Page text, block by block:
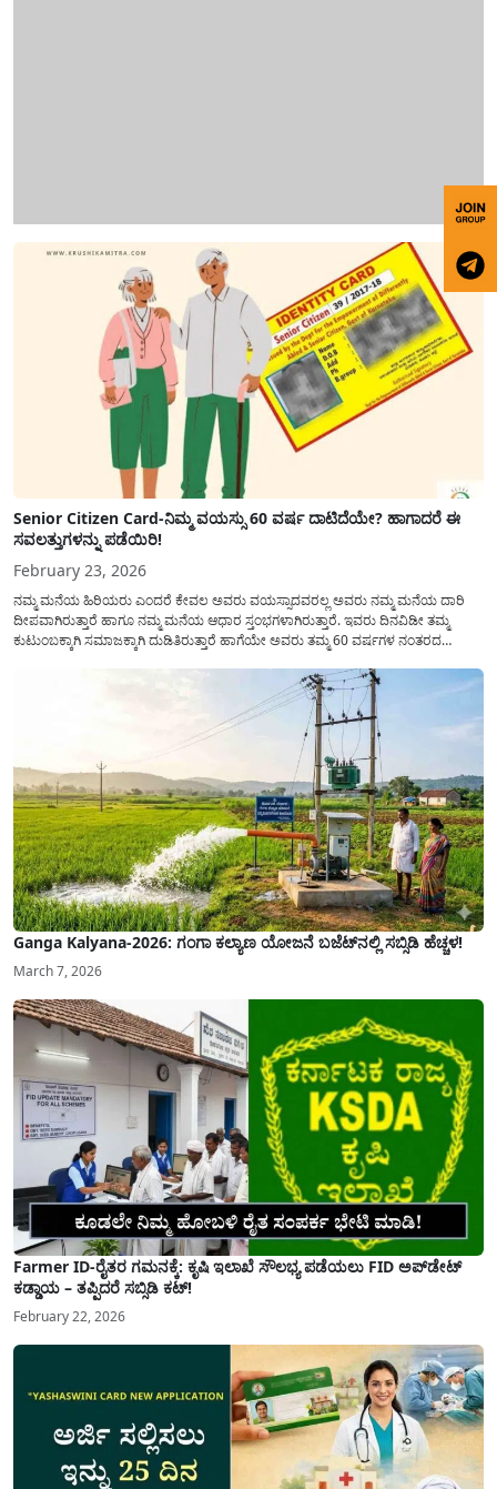
Senior Citizen Card-ನಿಮ್ಮ ವಯಸ್ಸು 60 ವರ್ಷ ದಾಟಿದೆಯೇ? ಹಾಗಾದರೆ ಈ
ಸವಲತ್ತುಗಳನ್ನು ಪಡೆಯಿರಿ!
February 23, 2026
ನಮ್ಮ ಮನೆಯ ಹಿರಿಯರು ಎಂದರೆ ಕೇವಲ ಅವರು ವಯಸ್ಸಾದವರಲ್ಲ ಅವರು ನಮ್ಮ ಮನೆಯ ದಾರಿ
ದೀಪವಾಗಿರುತ್ತಾರೆ ಹಾಗೂ ನಮ್ಮ ಮನೆಯ ಆಧಾರ ಸ್ತಂಭಗಳಾಗಿರುತ್ತಾರೆ. ಇವರು ದಿನವಿಡೀ ತಮ್ಮ
ಕುಟುಂಬಕ್ಕಾಗಿ ಸಮಾಜಕ್ಕಾಗಿ ದುಡಿತಿರುತ್ತಾರೆ ಹಾಗೆಯೇ ಅವರು ತಮ್ಮ 60 ವರ್ಷಗಳ ನಂತರದ
Ganga Kalyana-2026: ಗಂಗಾ ಕಲ್ಯಾಣ ಯೋಜನೆ ಬಜೆಟ್‌ನಲ್ಲಿ ಸಬ್ಸಿಡಿ ಹೆಚ್ಚಳ!
March 7, 2026
Farmer ID-ರೈತರ ಗಮನಕ್ಕೆ: ಕೃಷಿ ಇಲಾಖೆ ಸೌಲಭ್ಯ ಪಡೆಯಲು FID ಅಪ್‌ಡೇಟ್
ಕಡ್ಡಾಯ – ತಪ್ಪಿದರೆ ಸಬ್ಸಿಡಿ ಕಟ್!
February 22, 2026